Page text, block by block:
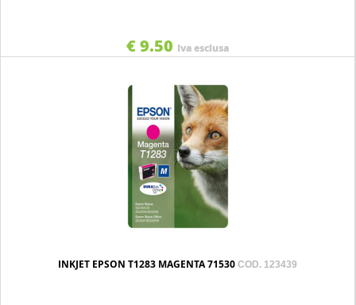
€ 9.50 Iva esclusa
INKJET EPSON T1283 MAGENTA 71530 COD. 123439